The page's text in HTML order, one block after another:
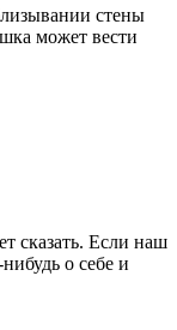
стены
может вести
сказать. Если наш
о себе и